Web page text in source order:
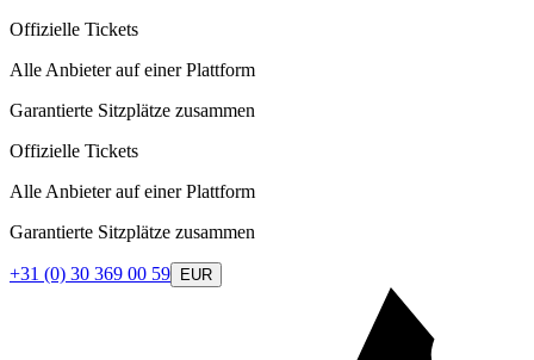
Offizielle Tickets
Alle Anbieter auf einer Plattform
Garantierte Sitzplätze zusammen
Offizielle Tickets
Alle Anbieter auf einer Plattform
Garantierte Sitzplätze zusammen
+31 (0) 30 369 00 59 EUR